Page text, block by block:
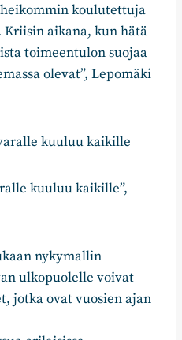
koulutettuja
aikana, kun hätä
toimeentulon suojaa
olevat”, Lepomäki
kuuluu kaikille
kuuluu kaikille”,
nykymallin
ulkopuolelle voivat
jotka ovat vuosien ajan